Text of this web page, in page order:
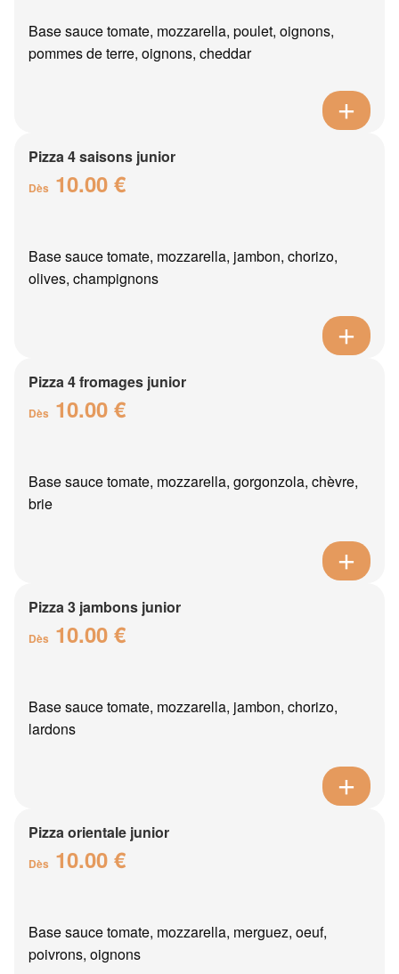
Base sauce tomate, mozzarella, poulet, oignons,
pommes de terre, oignons, cheddar
Pizza 4 saisons junior
Dès 10.00 €
Base sauce tomate, mozzarella, jambon, chorizo,
olives, champignons
Pizza 4 fromages junior
Dès 10.00 €
Base sauce tomate, mozzarella, gorgonzola, chèvre,
brie
Pizza 3 jambons junior
Dès 10.00 €
Base sauce tomate, mozzarella, jambon, chorizo,
lardons
Pizza orientale junior
Dès 10.00 €
Base sauce tomate, mozzarella, merguez, oeuf,
poivrons, oignons